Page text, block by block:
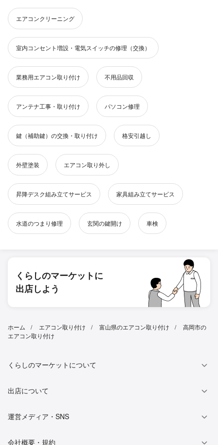
エアコンクリーニング
室内コンセント増設・電気スイッチの修理（交換）
業務用エアコン取り付け 不用品回収
アンテナ工事・取り付け パソコン修理
鍵（補助鍵）の交換・取り付け 格安引越し
外壁塗装 エアコン取り外し
昇降デスク組み立てサービス 家具組み立てサービス
水道のつまり修理 玄関の鍵開け 車検
くらしのマーケットに
出店しよう
ホーム エアコン取り付け 富山県のエアコン取り付け
高岡市の
エアコン取り付け
くらしのマーケットについて
出店について
運営メディア・SNS
会社概要・規約